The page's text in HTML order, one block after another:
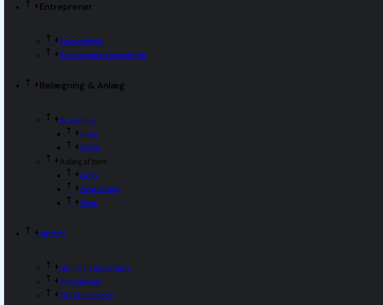
Entreprenør
Gravearbejde
Fundamenter/ betonarbejde
Belægning & Anlæg
Belægning
Fliser
Beton
Anlæg af have
Græs
Beplantning
Hegn
Andet
HB Thy Tømrerfirma
Flyttearbejde
HB Minikoncept